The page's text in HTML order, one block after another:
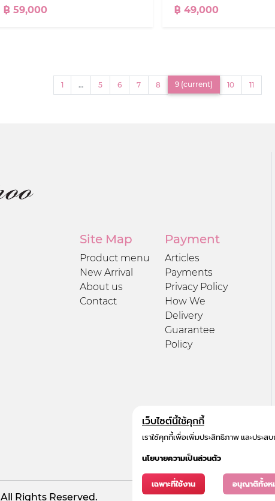
฿ 59,000 ฿ 49,000
1 … 5 6 7 8 9 (current) 10 11
Site Map
Product menu
New Arrival
About us
Contact
Payment
Articles
Payments
Privacy Policy
How We
Delivery
Guarantee
Policy
All Rights Reserved.
เว็บไซต์นี้ใช้คุกกี้
เราใช้คุกกี้เพื่อเพิ่มประสิทธิภาพ และประ
นโยบายความเป็นส่วนตัว
เฉพาะที่ใช้งาน อนุญาติทั้งห